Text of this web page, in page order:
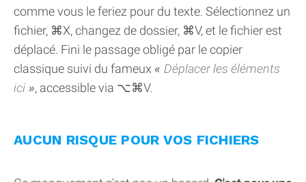
comme vous le feriez pour du texte. Sélectionnez un
fichier, ⌘X, changez de dossier, ⌘V, et le fichier est
déplacé. Fini le passage obligé par le copier
classique suivi du fameux
Déplacer les éléments
ici
, accessible via ⌥⌘V.
AUCUN RISQUE POUR VOS FICHIERS